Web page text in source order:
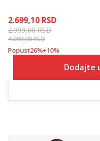
2.699,10 RSD
2.999,00RSD
4.099,00RSD
Popust26%+10%
Dodajte